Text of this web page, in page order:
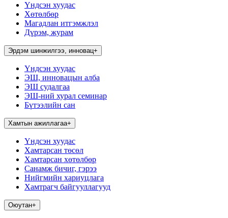
Үндсэн хуудас
Хөтөлбөр
Магадлан итгэмжлэл
Дүрэм, журам
Эрдэм шинжилгээ, инновац+
Үндсэн хуудас
ЭШ, инновацын алба
ЭШ судалгаа
ЭШ-ний хурал семинар
Бүтээлийн сан
Хамтын ажиллагаа+
Үндсэн хуудас
Хамтарсан төсөл
Хамтарсан хөтөлбөр
Санамж бичиг, гэрээ
Нийгмийн хариуцлага
Хамтрагч байгууллагууд
Оюутан+